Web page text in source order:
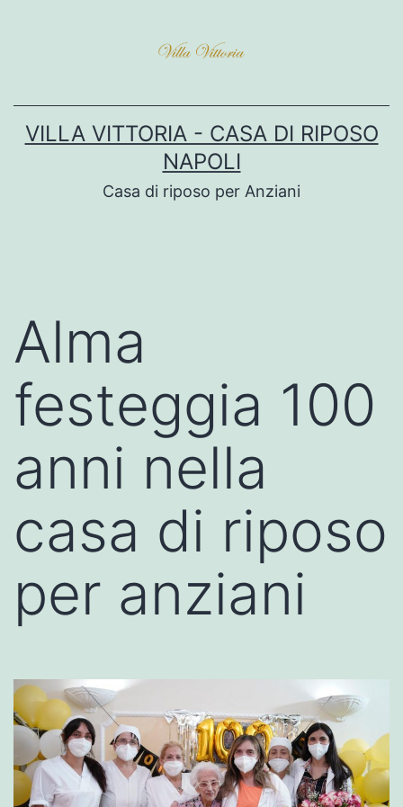
VILLA VITTORIA - CASA DI RIPOSO
NAPOLI
Casa di riposo per Anziani
Alma
festeggia 100
anni nella
casa di riposo
per anziani